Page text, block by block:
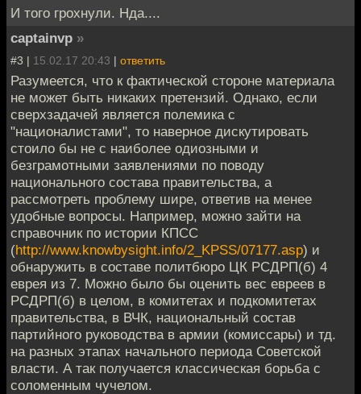
И того грохнули. Нда....
captainvp »
#3 | 15.02.17 20:43 | ответить
Разумеется, что к фактической стороне материала
не может быть никаких претензий. Однако, если
сверхзадачей является полемика с
"националистами", то наверное дискутировать
стоило бы не с наиболее одиозными и
безграмотными заявлениями по поводу
национального состава правительства, а
рассмотреть проблему шире, ответив на менее
удобные вопросы. Например, можно зайти на
справочник по истории КПСС
(http://www.knowbysight.info/2_KPSS/07177.asp) и
обнаружить в составе политбюро ЦК РСДРП(б) 4
еврея из 7. Можно было бы оценить вес евреев в
РСДРП(б) в целом, в комитетах и подкомитетах
правительства, в ВЧК, национальный состав
партийного руководства в армии (комиссары) и тд.
на разных этапах начального периода Советской
власти. А так получается классическая борьба с
соломенным чучелом.